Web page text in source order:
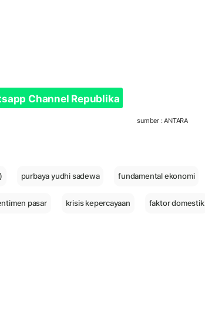
Channel Republika
sumber : ANTARA
purbaya yudhi sadewa fundamental ekonomi
pasar krisis kepercayaan faktor domestik